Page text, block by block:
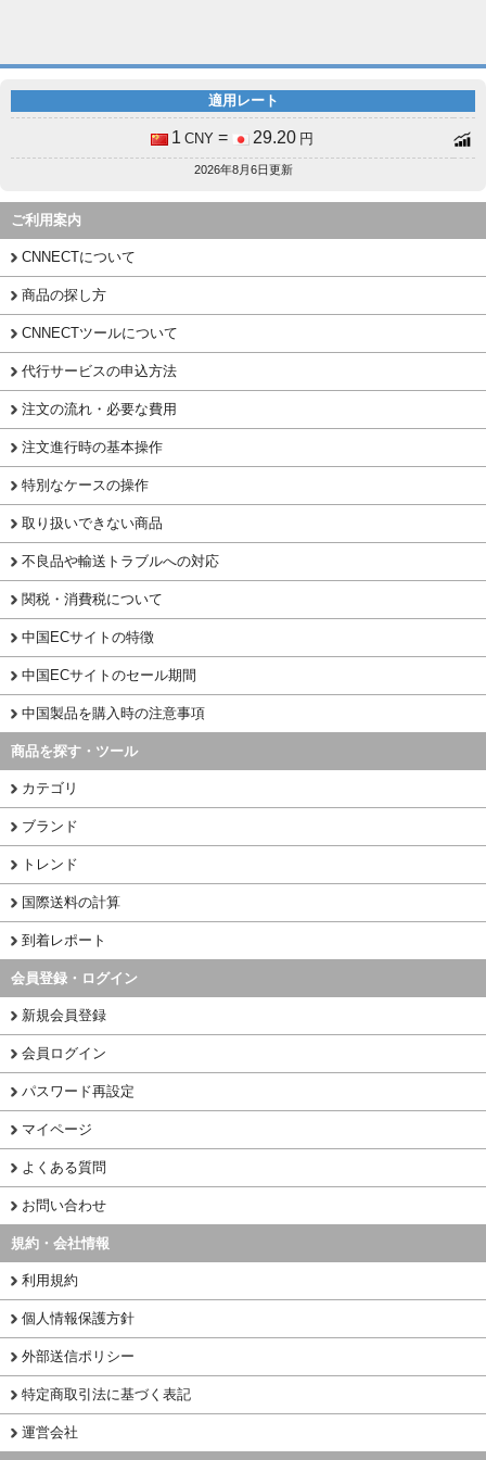
適用レート
1 CNY = 29.20 円
2026年8月6日更新
ご利用案内
CNNECTについて
商品の探し方
CNNECTツールについて
代行サービスの申込方法
注文の流れ・必要な費用
注文進行時の基本操作
特別なケースの操作
取り扱いできない商品
不良品や輸送トラブルへの対応
関税・消費税について
中国ECサイトの特徴
中国ECサイトのセール期間
中国製品を購入時の注意事項
商品を探す・ツール
カテゴリ
ブランド
トレンド
国際送料の計算
到着レポート
会員登録・ログイン
新規会員登録
会員ログイン
パスワード再設定
マイページ
よくある質問
お問い合わせ
規約・会社情報
利用規約
個人情報保護方針
外部送信ポリシー
特定商取引法に基づく表記
運営会社